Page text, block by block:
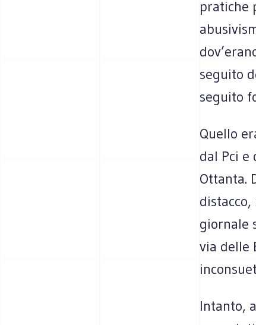
pratiche
seguito
seguito
Quello
dal Pci e
Ottanta.
giornale
via delle
Intanto,